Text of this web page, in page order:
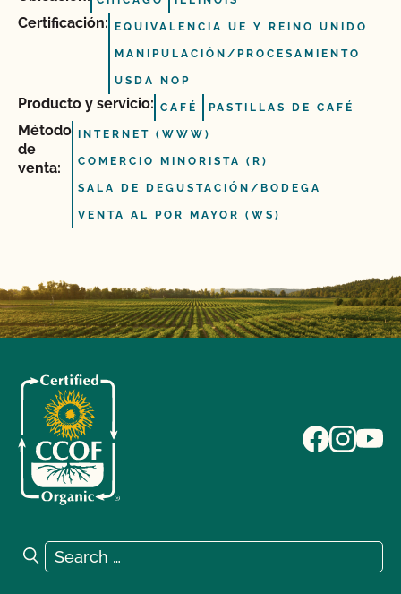
Certificación: EQUIVALENCIA UE Y REINO UNIDO
MANIPULACIÓN/PROCESAMIENTO
USDA NOP
Producto y servicio: CAFÉ PASTILLAS DE CAFÉ
Método
de
venta:
INTERNET (WWW)
COMERCIO MINORISTA (R)
SALA DE DEGUSTACIÓN/BODEGA
VENTA AL POR MAYOR (WS)
Search for:
Search